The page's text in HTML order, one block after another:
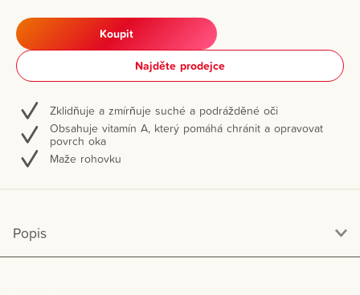
Koupit
Najděte prodejce
Zklidňuje a zmírňuje suché a podrážděné oči
Obsahuje vitamín A, který pomáhá chránit a opravovat
povrch oka
Maže rohovku
Popis